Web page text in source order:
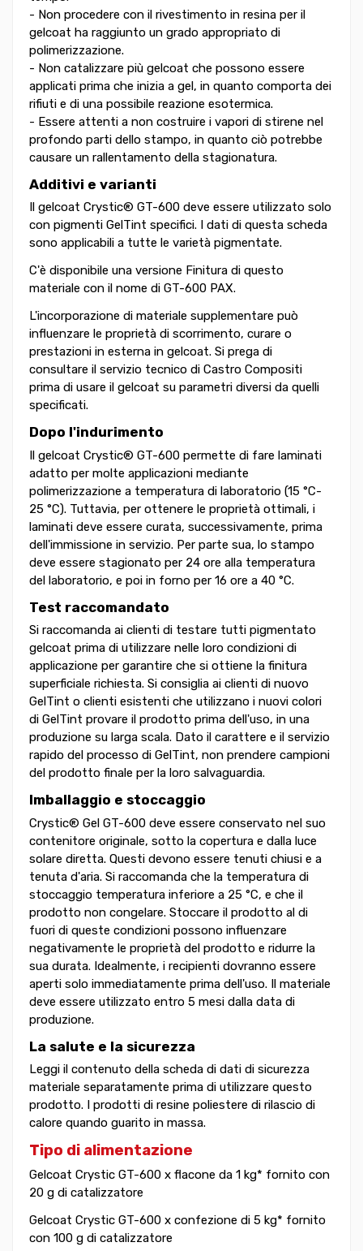
- Non procedere con il rivestimento in resina per il
gelcoat ha raggiunto un grado appropriato di
polimerizzazione.
- Non catalizzare più gelcoat che possono essere
applicati prima che inizia a gel, in quanto comporta dei
rifiuti e di una possibile reazione esotermica.
- Essere attenti a non costruire i vapori di stirene nel
profondo parti dello stampo, in quanto ciò potrebbe
causare un rallentamento della stagionatura.
Additivi e varianti
Il gelcoat Crystic® GT-600 deve essere utilizzato solo
con pigmenti GelTint specifici. I dati di questa scheda
sono applicabili a tutte le varietà pigmentate.
C'è disponibile una versione Finitura di questo
materiale con il nome di GT-600 PAX.
L'incorporazione di materiale supplementare può
influenzare le proprietà di scorrimento, curare o
prestazioni in esterna in gelcoat. Si prega di
consultare il servizio tecnico di Castro Compositi
prima di usare il gelcoat su parametri diversi da quelli
specificati.
Dopo l'indurimento
Il gelcoat Crystic® GT-600 permette di fare laminati
adatto per molte applicazioni mediante
polimerizzazione a temperatura di laboratorio (15 °C-
25 °C). Tuttavia, per ottenere le proprietà ottimali, i
laminati deve essere curata, successivamente, prima
dell'immissione in servizio. Per parte sua, lo stampo
deve essere stagionato per 24 ore alla temperatura
del laboratorio, e poi in forno per 16 ore a 40 °C.
Test raccomandato
Si raccomanda ai clienti di testare tutti pigmentato
gelcoat prima di utilizzare nelle loro condizioni di
applicazione per garantire che si ottiene la finitura
superficiale richiesta. Si consiglia ai clienti di nuovo
GelTint o clienti esistenti che utilizzano i nuovi colori
di GelTint provare il prodotto prima dell'uso, in una
produzione su larga scala. Dato il carattere e il servizio
rapido del processo di GelTint, non prendere campioni
del prodotto finale per la loro salvaguardia.
Imballaggio e stoccaggio
Crystic® Gel GT-600 deve essere conservato nel suo
contenitore originale, sotto la copertura e dalla luce
solare diretta. Questi devono essere tenuti chiusi e a
tenuta d'aria. Si raccomanda che la temperatura di
stoccaggio temperatura inferiore a 25 °C, e che il
prodotto non congelare. Stoccare il prodotto al di
fuori di queste condizioni possono influenzare
negativamente le proprietà del prodotto e ridurre la
sua durata. Idealmente, i recipienti dovranno essere
aperti solo immediatamente prima dell'uso. Il materiale
deve essere utilizzato entro 5 mesi dalla data di
produzione.
La salute e la sicurezza
Leggi il contenuto della scheda di dati di sicurezza
materiale separatamente prima di utilizzare questo
prodotto. I prodotti di resine poliestere di rilascio di
calore quando guarito in massa.
Tipo di alimentazione
Gelcoat Crystic GT-600 x flacone da 1 kg* fornito con
20 g di catalizzatore
Gelcoat Crystic GT-600 x confezione di 5 kg* fornito
con 100 g di catalizzatore